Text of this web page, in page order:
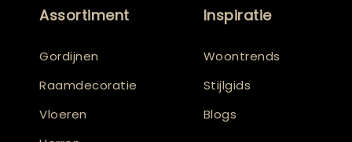
Assortiment
Gordijnen
Raamdecoratie
Vloeren
Inspiratie
Woontrends
Stijlgids
Blogs